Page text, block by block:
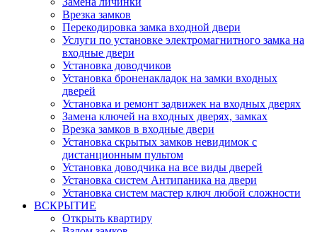
Врезка замков
Перекодировка замка входной двери
Услуги по установке электромагнитного замка на
входные двери
Установка доводчиков
Установка броненакладок на замки входных
дверей
Установка и ремонт задвижек на входных дверях
Замена ключей на входных дверях, замках
Врезка замков в входные двери
Установка скрытых замков невидимок с
дистанционным пультом
Установка доводчика на все виды дверей
Установка систем Антипаника на двери
Установка систем мастер ключ любой сложности
ВСКРЫТИЕ
Открыть квартиру